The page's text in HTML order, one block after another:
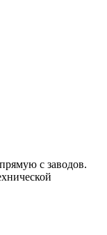
с заводов.